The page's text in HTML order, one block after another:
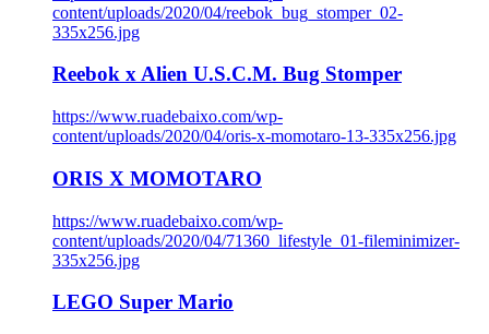
content/uploads/2020/04/reebok_bug_stomper_02-
335x256.jpg
Reebok x Alien U.S.C.M. Bug Stomper
https://www.ruadebaixo.com/wp-
content/uploads/2020/04/oris-x-momotaro-13-335x256.jpg
ORIS X MOMOTARO
https://www.ruadebaixo.com/wp-
content/uploads/2020/04/71360_lifestyle_01-fileminimizer-
335x256.jpg
LEGO Super Mario